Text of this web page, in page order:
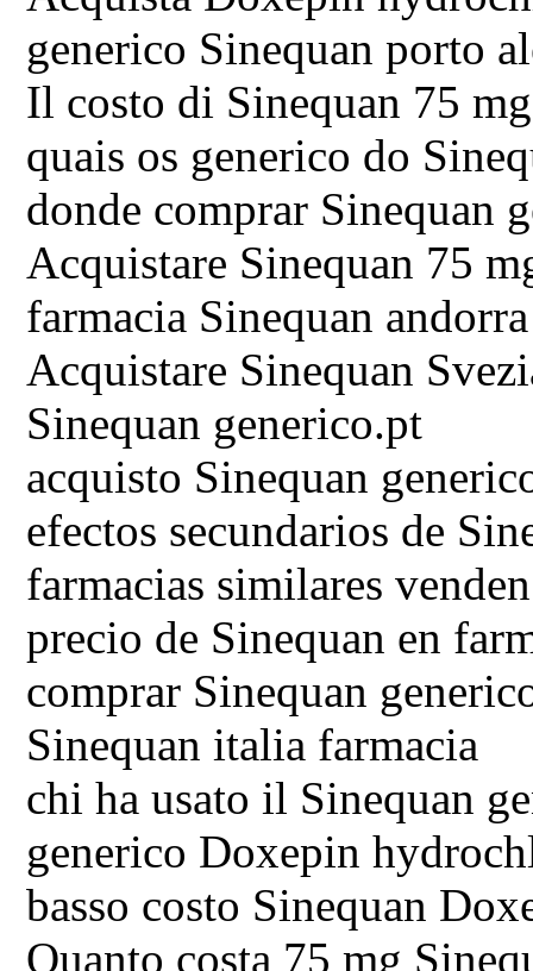
generico Sinequan porto
Il costo di Sinequan 75
quais os generico do
donde comprar Sinequan
Acquistare Sinequan 75
farmacia Sinequan andorra
Acquistare Sinequan
Sinequan generico.pt
acquisto Sinequan
efectos secundarios de
farmacias similares
precio de Sinequan en
comprar Sinequan
Sinequan italia farmacia
chi ha usato il Sinequan
generico Doxepin
basso costo Sinequan
Quanto costa 75 mg